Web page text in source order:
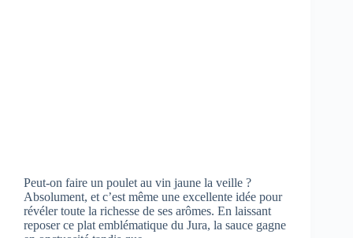
Peut-on faire un poulet au vin jaune la veille ?
Absolument, et c’est même une excellente idée pour
révéler toute la richesse de ses arômes. En laissant
reposer ce plat emblématique du Jura, la sauce gagne